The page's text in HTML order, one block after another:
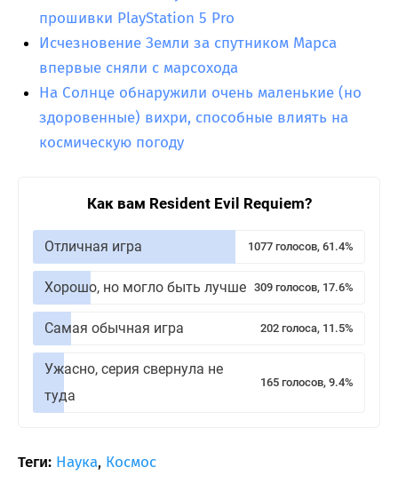
прошивки PlayStation 5 Pro
Исчезновение Земли за спутником Марса
впервые сняли с марсохода
На Солнце обнаружили очень маленькие (но
здоровенные) вихри, способные влиять на
космическую погоду
Как вам Resident Evil Requiem?
Отличная игра 1077 голосов, 61.4%
Хорошо, но могло быть лучше 309 голосов, 17.6%
Самая обычная игра 202 голоса, 11.5%
Ужасно, серия свернула не
туда
165 голосов, 9.4%
Теги: Наука, Космос